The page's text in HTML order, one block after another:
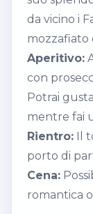
da vicino i
mozzafiato
Aperitivo:
con
Potrai
mentre fai
Rientro: Il
porto di
Cena:
romantica